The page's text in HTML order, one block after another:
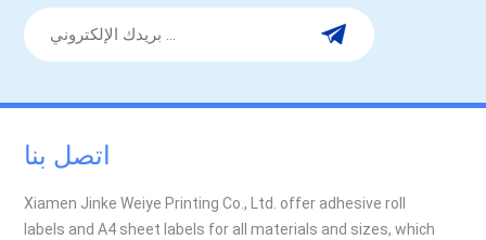
اتصل بنا
Xiamen Jinke Weiye Printing Co., Ltd. offer adhesive roll
labels and A4 sheet labels for all materials and sizes, which